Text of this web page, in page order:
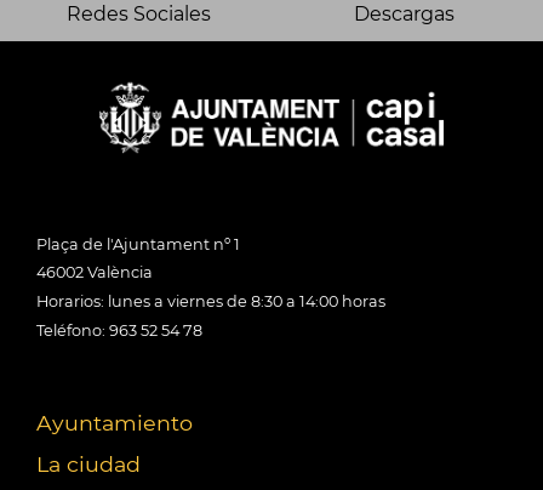
Redes Sociales Descargas
Plaça de l'Ajuntament nº 1
46002 València
Horarios: lunes a viernes de 8:30 a 14:00 horas
Teléfono: 963 52 54 78
Ayuntamiento
La ciudad